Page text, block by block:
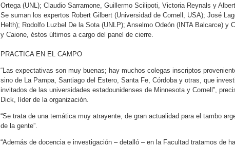
Ortega (UNL); Claudio Sarramone, Guillermo Scilipoti, Victoria Reynals y
Se suman los expertos Robert Gilbert (Universidad de Cornell, USA); José
Helth); Rodolfo Luzbel De la Sota (UNLP); Anselmo Odeón (INTA Balcarce) y
y Caione, éstos últimos a cargo del panel de cierre.
PRACTICA EN EL CAMPO
“Las expectativas son muy buenas; hay muchos colegas inscriptos
sino de La Pampa, Santiago del Estero, Santa Fe, Córdoba y otras, que
invitados de las universidades estadounidenses de Minnesota y Cornell”,
Dick, líder de la organización.
“Se trata de una temática muy atrayente, de gran actualidad para el tambo
de la gente”.
“Además de docencia e investigación – detalló – en la Facultad tratamos de